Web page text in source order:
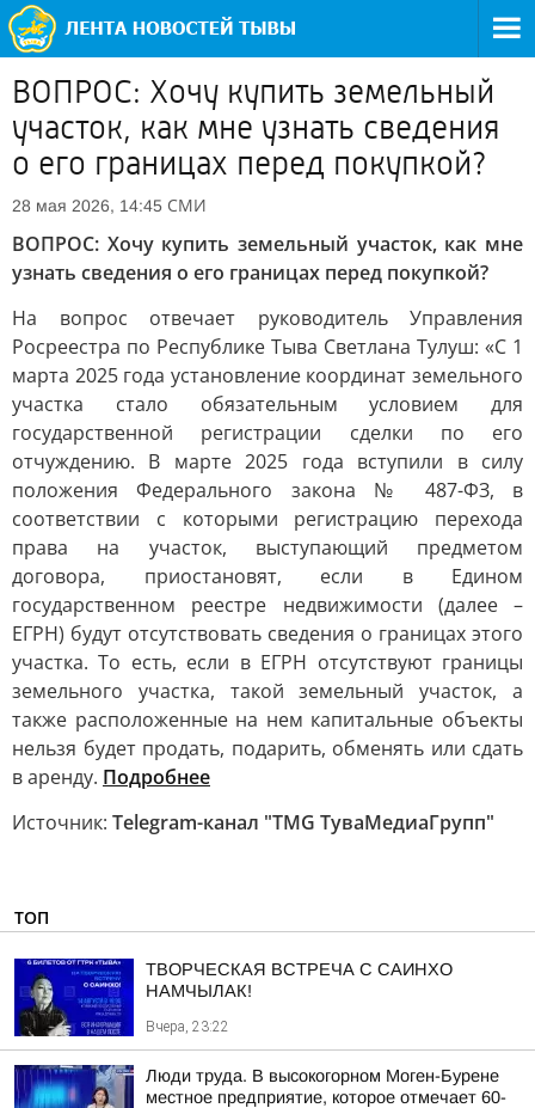
ВОПРОС: Хочу купить земельный
участок, как мне узнать сведения
о его границах перед покупкой?
28 мая 2026, 14:45 СМИ
ВОПРОС: Хочу купить земельный участок, как мне
узнать сведения о его границах перед покупкой?
На вопрос отвечает руководитель Управления
Росреестра по Республике Тыва Светлана Тулуш: «С 1
марта 2025 года установление координат земельного
участка стало обязательным условием для
государственной регистрации сделки по его
отчуждению. В марте 2025 года вступили в силу
положения Федерального закона № 487-ФЗ, в
соответствии с которыми регистрацию перехода
права на участок, выступающий предметом
договора, приостановят, если в Едином
государственном реестре недвижимости (далее –
ЕГРН) будут отсутствовать сведения о границах этого
участка. То есть, если в ЕГРН отсутствуют границы
земельного участка, такой земельный участок, а
также расположенные на нем капитальные объекты
нельзя будет продать, подарить, обменять или сдать
в аренду. Подробнее
Источник: Telegram-канал "TMG ТуваМедиаГрупп"
ТОП
ТВОРЧЕСКАЯ ВСТРЕЧА С САИНХО
НАМЧЫЛАК!
Вчера, 23:22
Люди труда. В высокогорном Моген-Бурене
местное предприятие, которое отмечает 60-